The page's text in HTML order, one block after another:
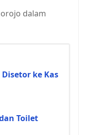
dalam
ke Kas
Toilet